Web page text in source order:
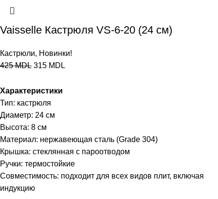
Vaisselle Кастрюля VS-6-20 (24 см)
Кастрюли, Новинки!
425MDL 315 MDL
Характеристики
Тип: кастрюля
Диаметр: 24 см
Высота: 8 см
Материал: нержавеющая сталь (Grade 304)
Крышка: стеклянная с пароотводом
Ручки: термостойкие
Совместимость: подходит для всех видов плит, включая
индукцию